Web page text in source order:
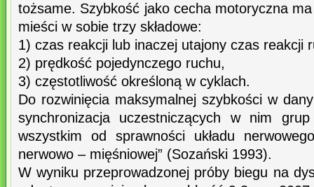
tożsame. Szybkość jako cecha motoryczna
mieści w sobie trzy składowe:
1) czas reakcji lub inaczej utajony czas reakcji
2) prędkość pojedynczego ruchu,
3) częstotliwość określoną w cyklach.
Do rozwinięcia maksymalnej szybkości w
synchronizacja uczestniczących w nim
wszystkim od sprawności układu
nerwowo – mięśniowej” (Sozański 1993).
W wyniku przeprowadzonej próby biegu na